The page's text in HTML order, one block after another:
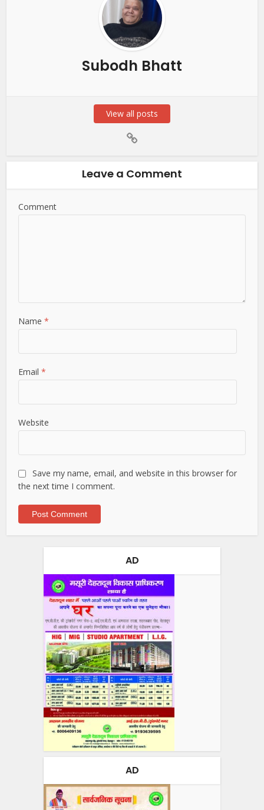
Subodh Bhatt
View all posts
Leave a Comment
Comment
Name*
Email*
Website
Save my name, email, and website in this browser for
the next time I comment.
AD
AD